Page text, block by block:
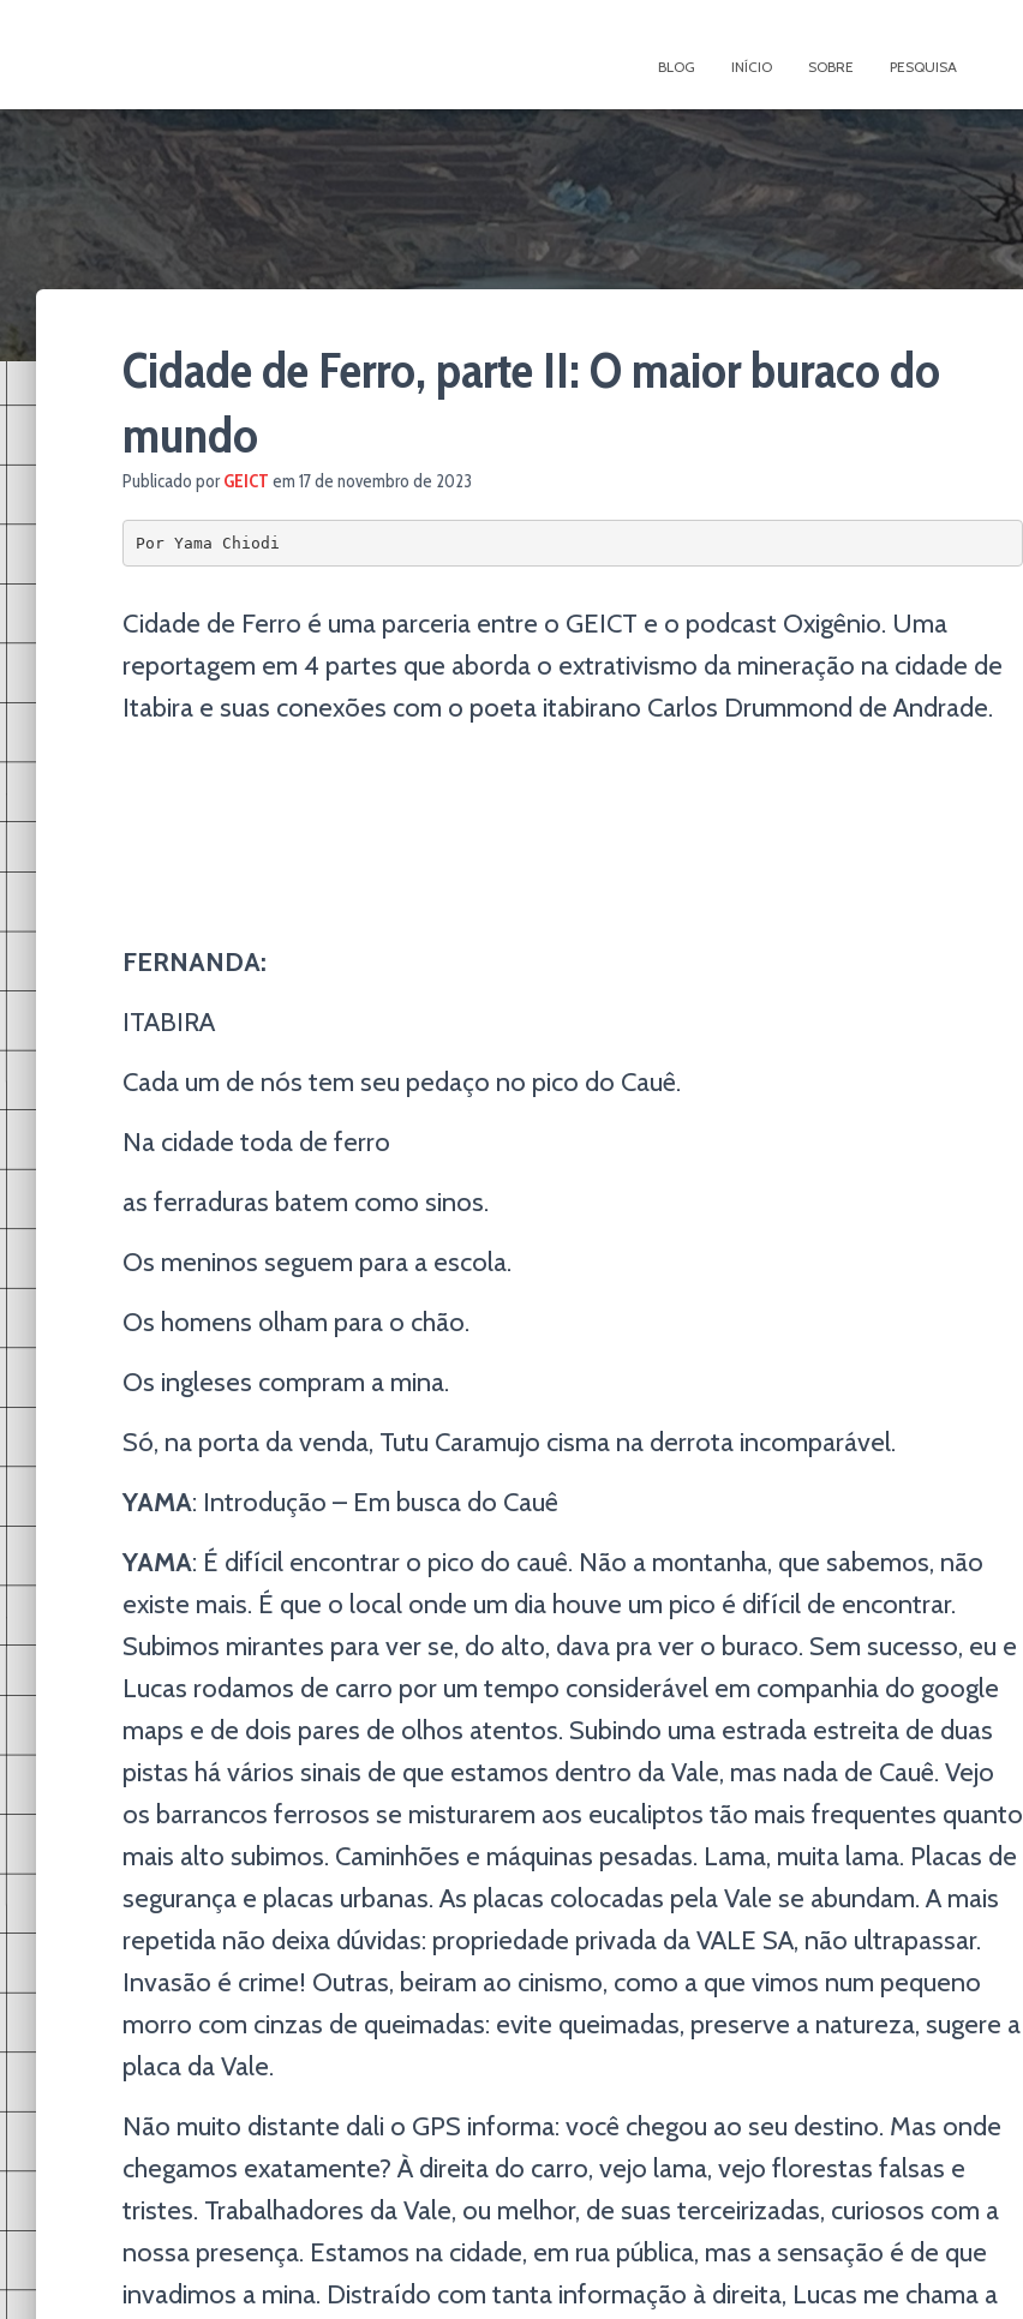
BLOG INÍCIO SOBRE PESQUISA
Cidade de Ferro, parte II: O maior buraco do
mundo
Publicado porGEICT em 17 de novembro de 2023
Por Yama Chiodi
Cidade de Ferro é uma parceria entre o GEICT e o podcast Oxigênio. Uma
reportagem em 4 partes que aborda o extrativismo da mineração na cidade de
Itabira e suas conexões com o poeta itabirano Carlos Drummond de Andrade.
FERNANDA:
ITABIRA
Cada um de nós tem seu pedaço no pico do Cauê.
Na cidade toda de ferro
as ferraduras batem como sinos.
Os meninos seguem para a escola.
Os homens olham para o chão.
Os ingleses compram a mina.
Só, na porta da venda, Tutu Caramujo cisma na derrota incomparável.
YAMA: Introdução – Em busca do Cauê
YAMA: É difícil encontrar o pico do cauê. Não a montanha, que sabemos, não
existe mais. É que o local onde um dia houve um pico é difícil de encontrar.
Subimos mirantes para ver se, do alto, dava pra ver o buraco. Sem sucesso, eu e
Lucas rodamos de carro por um tempo considerável em companhia do google
maps e de dois pares de olhos atentos. Subindo uma estrada estreita de duas
pistas há vários sinais de que estamos dentro da Vale, mas nada de Cauê. Vejo
os barrancos ferrosos se misturarem aos eucaliptos tão mais frequentes quanto
mais alto subimos. Caminhões e máquinas pesadas. Lama, muita lama. Placas de
segurança e placas urbanas. As placas colocadas pela Vale se abundam. A mais
repetida não deixa dúvidas: propriedade privada da VALE SA, não ultrapassar.
Invasão é crime! Outras, beiram ao cinismo, como a que vimos num pequeno
morro com cinzas de queimadas: evite queimadas, preserve a natureza, sugere a
placa da Vale.
Não muito distante dali o GPS informa: você chegou ao seu destino. Mas onde
chegamos exatamente? À direita do carro, vejo lama, vejo florestas falsas e
tristes. Trabalhadores da Vale, ou melhor, de suas terceirizadas, curiosos com a
nossa presença. Estamos na cidade, em rua pública, mas a sensação é de que
invadimos a mina. Distraído com tanta informação à direita, Lucas me chama a